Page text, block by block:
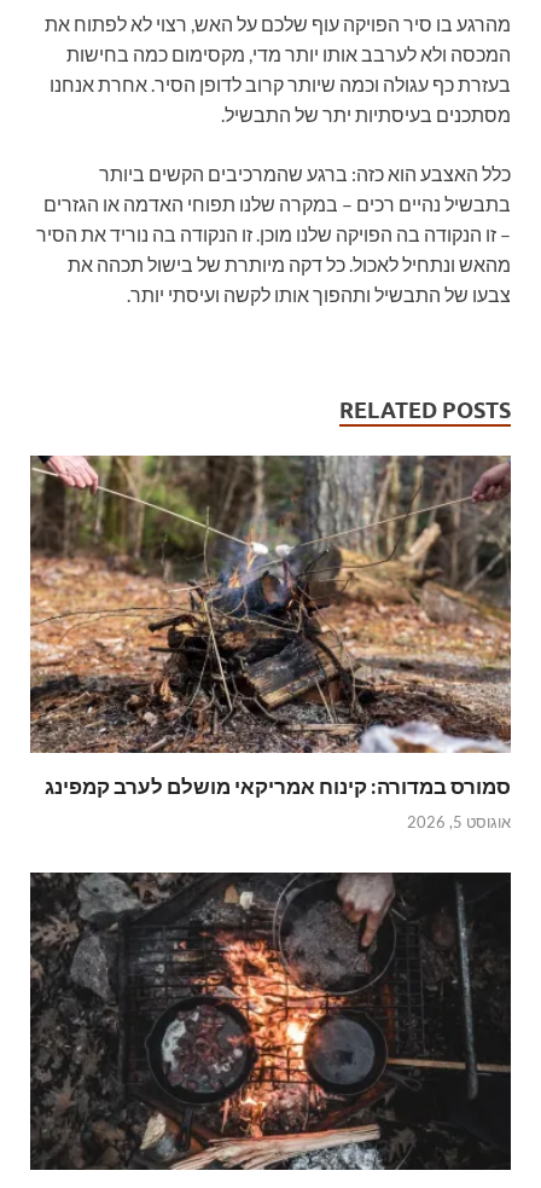
מהרגע בו סיר הפויקה עוף שלכם על האש, רצוי לא לפתוח את
המכסה ולא לערבב אותו יותר מדי, מקסימום כמה בחישות
בעזרת כף עגולה וכמה שיותר קרוב לדופן הסיר. אחרת אנחנו
מסתכנים בעיסתיות יתר של התבשיל.
כלל האצבע הוא כזה: ברגע שהמרכיבים הקשים ביותר
בתבשיל נהיים רכים – במקרה שלנו תפוחי האדמה או הגזרים
– זו הנקודה בה הפויקה שלנו מוכן. זו הנקודה בה נוריד את הסיר
מהאש ונתחיל לאכול. כל דקה מיותרת של בישול תכהה את
צבעו של התבשיל ותהפוך אותו לקשה ועיסתי יותר.
RELATED POSTS
סמורס במדורה: קינוח אמריקאי מושלם לערב קמפינג
אוגוסט 5, 2026